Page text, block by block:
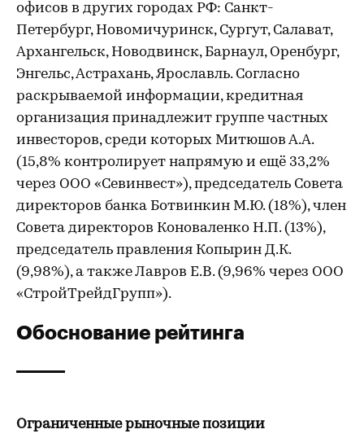
офисов в других городах РФ: Санкт-
Петербург, Новомичуринск, Сургут, Салават,
Архангельск, Новодвинск, Барнаул, Оренбург,
Энгельс, Астрахань, Ярославль. Согласно
раскрываемой информации, кредитная
организация принадлежит группе частных
инвесторов, среди которых Митюшов А.А.
(15,8% контролирует напрямую и ещё 33,2%
через ООО «Севинвест»), председатель Совета
директоров банка Ботвинкин М.Ю. (18%), член
Совета директоров Коноваленко Н.П. (13%),
председатель правления Копырин Д.К.
(9,98%), а также Лавров Е.В. (9,96% через ООО
«СтройТрейдГрупп»).
Обоснование рейтинга
Ограниченные рыночные позиции